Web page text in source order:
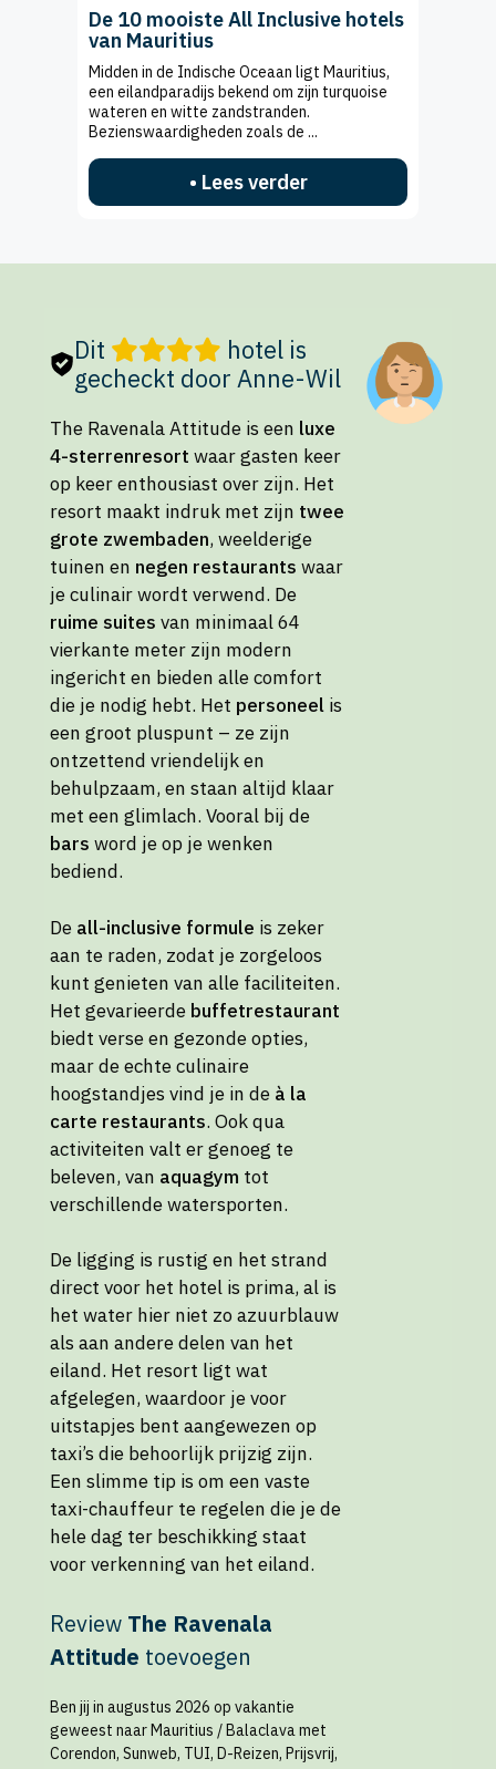
De 10 mooiste All Inclusive hotels
van Mauritius
Midden in de Indische Oceaan ligt Mauritius,
een eilandparadijs bekend om zijn turquoise
wateren en witte zandstranden.
Bezienswaardigheden zoals de ...
• Lees verder
Dit
hotel is
gecheckt door Anne-Wil
The Ravenala Attitude is een luxe
4-sterrenresort waar gasten keer
op keer enthousiast over zijn. Het
resort maakt indruk met zijn twee
grote zwembaden, weelderige
tuinen en negen restaurants waar
je culinair wordt verwend. De
ruime suites van minimaal 64
vierkante meter zijn modern
ingericht en bieden alle comfort
die je nodig hebt. Het personeel is
een groot pluspunt – ze zijn
ontzettend vriendelijk en
behulpzaam, en staan altijd klaar
met een glimlach. Vooral bij de
bars word je op je wenken
bediend.
De all-inclusive formule is zeker
aan te raden, zodat je zorgeloos
kunt genieten van alle faciliteiten.
Het gevarieerde buffetrestaurant
biedt verse en gezonde opties,
maar de echte culinaire
hoogstandjes vind je in de à la
carte restaurants. Ook qua
activiteiten valt er genoeg te
beleven, van aquagym tot
verschillende watersporten.
De ligging is rustig en het strand
direct voor het hotel is prima, al is
het water hier niet zo azuurblauw
als aan andere delen van het
eiland. Het resort ligt wat
afgelegen, waardoor je voor
uitstapjes bent aangewezen op
taxi’s die behoorlijk prijzig zijn.
Een slimme tip is om een vaste
taxi-chauffeur te regelen die je de
hele dag ter beschikking staat
voor verkenning van het eiland.
Review The Ravenala
Attitude toevoegen
Ben jij in augustus 2026 op vakantie
geweest naar Mauritius / Balaclava met
Corendon, Sunweb, TUI, D-Reizen, Prijsvrij,